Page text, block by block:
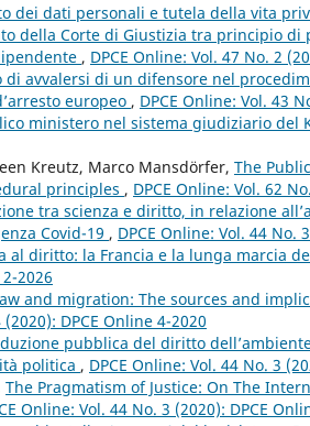
dei dati personali e tutela della vita
della Corte di Giustizia tra principio
, DPCE Online: Vol. 47 No. 2
di avvalersi di un difensore nel
europeo , DPCE Online: Vol. 43
ministero nel sistema giudiziario del
Kreutz, Marco Mansdörfer, The
principles , DPCE Online: Vol. 62
tra scienza e diritto, in relazione
Covid-19 , DPCE Online: Vol. 44 No.
al diritto: la Francia e la lunga marcia
2026
and migration: The sources and
DPCE Online 4-2020
pubblica del diritto
politica , DPCE Online: Vol. 44 No. 3
The Pragmatism of Justice: On The
Online: Vol. 44 No. 3 (2020): DPCE